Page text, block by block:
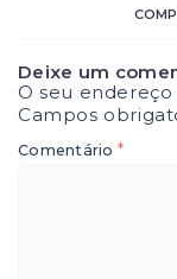
Deixe um
O seu
Campos
Comentário *